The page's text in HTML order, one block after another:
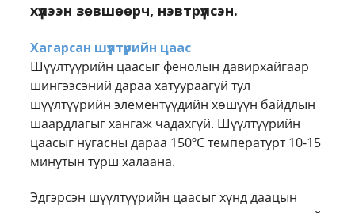
хүлээн зөвшөөрч, нэвтрүүлсэн.
Хагарсан шүүлтүүрийн цаас
Шүүлтүүрийн цаасыг фенолын давирхайгаар
шингээсэний дараа хатуураагүй тул
шүүлтүүрийн элементүүдийн хөшүүн байдлын
шаардлагыг хангаж чадахгүй. Шүүлтүүрийн
цаасыг нугасны дараа 150ºC температурт 10-15
минутын турш халаана.
Эдгэрсэн шүүлтүүрийн цаасыг хүнд даацын